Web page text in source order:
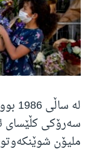
لە
سەرۆکی کڵێسای
ملیۆن